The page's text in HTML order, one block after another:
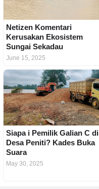
Netizen Komentari
Kerusakan Ekosistem
Sungai Sekadau
June 15, 2025
Siapa i Pemilik Galian C di
Desa Peniti? Kades Buka
Suara
May 30, 2025